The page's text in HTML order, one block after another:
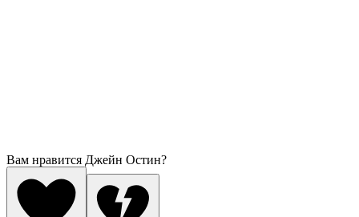
Вам нравится Джейн Остин?